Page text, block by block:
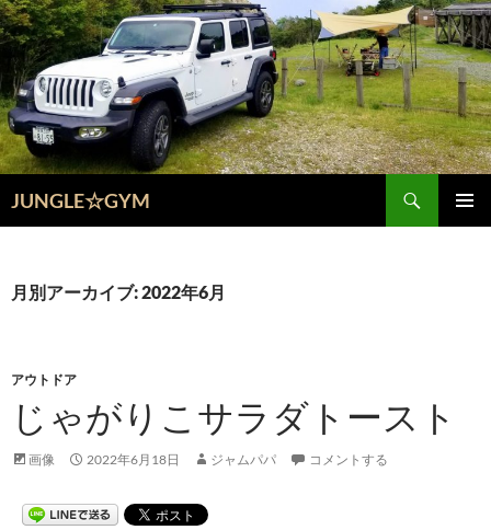
コ
ン
テ
ン
ツ
へ
ス
キ
ッ
JUNGLE☆GYM
索
月別アーカイブ: 2022年6月
アウトドア
じゃがりこサラダトースト
画像 2022年6月18日 ジャムパパ コメントする